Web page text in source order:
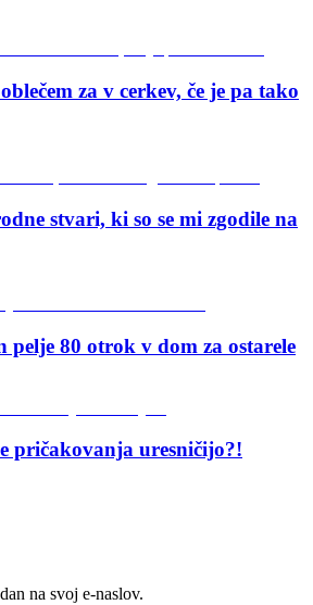
za v cerkev, če je pa tako
stvari, ki so se mi zgodile na
80 otrok v dom za ostarele
pričakovanja uresničijo?!
na svoj e-naslov.